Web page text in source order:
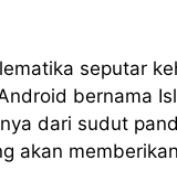
seputar
bernama
dari sudut
akan memberikan